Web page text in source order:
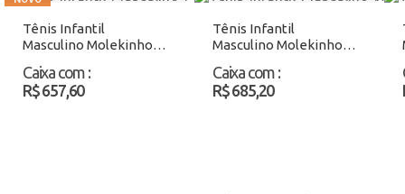
Tênis Infantil
Masculino Molekinho
Caixa com :
R$ 657,60
Tênis Infantil
Masculino Molekinho
Atacado
Caixa com :
R$ 685,20